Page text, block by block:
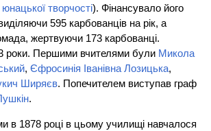
творчості). Фінансувало його
595 карбованців на рік, а
жертвуючи 173 карбованці.
роки. Першими вчителями були Микола
, Єфросинія Іванівна Лозицька,
Ширяєв. Попечителем виступав граф
.
в 1878 році в цьому училищі навчалося